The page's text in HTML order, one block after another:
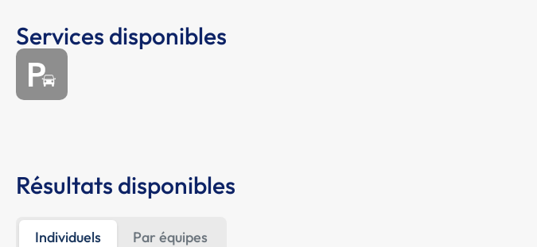
Services disponibles
Résultats disponibles
Individuels Par équipes